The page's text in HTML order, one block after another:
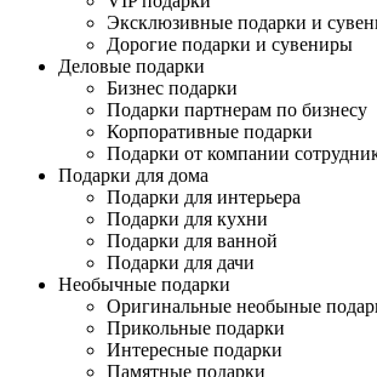
Эксклюзивные подарки и
Дорогие подарки и сувениры
Деловые подарки
Бизнес подарки
Подарки партнерам по бизнесу
Корпоративные подарки
Подарки от компании
Подарки для дома
Подарки для интерьера
Подарки для кухни
Подарки для ванной
Подарки для дачи
Необычные подарки
Оригинальные необыные
Прикольные подарки
Интересные подарки
Памятные подарки